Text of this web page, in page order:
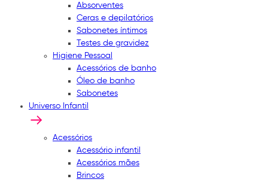
Absorventes
Ceras e depilatórios
Sabonetes íntimos
Testes de gravidez
Higiene Pessoal
Acessórios de banho
Óleo de banho
Sabonetes
Universo Infantil
Acessórios
Acessório infantil
Acessórios mães
Brincos